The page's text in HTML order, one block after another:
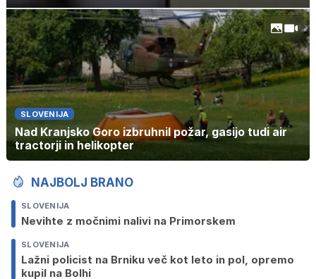
SLOVENIJA
Nad Kranjsko Goro izbruhnil požar, gasijo tudi air
tractorji in helikopter
NAJBOLJ BRANO
SLOVENIJA
Nevihte z močnimi nalivi na Primorskem
SLOVENIJA
Lažni policist na Brniku več kot leto in pol, opremo
kupil na Bolhi